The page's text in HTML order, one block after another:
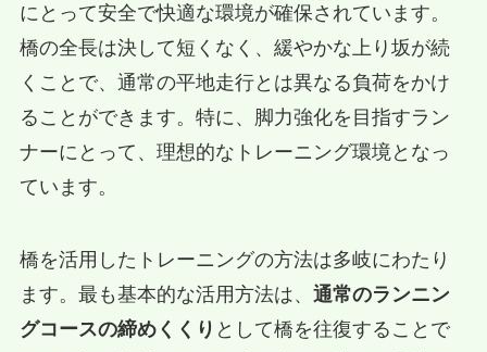
にとって安全で快適な環境が確保されています。
橋の全長は決して短くなく、緩やかな上り坂が続
くことで、通常の平地走行とは異なる負荷をかけ
ることができます。特に、脚力強化を目指すラン
ナーにとって、理想的なトレーニング環境となっ
ています。
橋を活用したトレーニングの方法は多岐にわたり
ます。最も基本的な活用方法は、 通常のランニン
グコースの締めくくり として橋を往復することで